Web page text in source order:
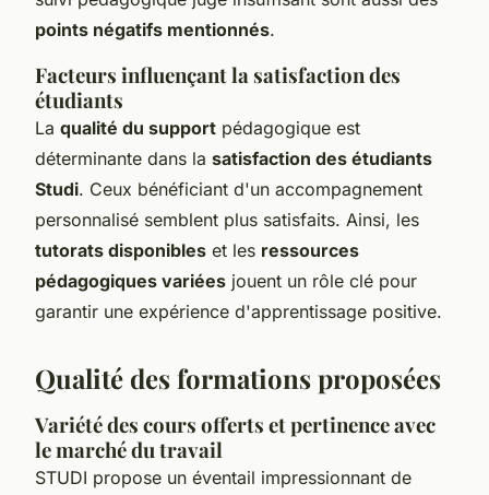
points négatifs mentionnés.
Facteurs influençant la satisfaction des
étudiants
La qualité du support pédagogique est
déterminante dans la satisfaction des étudiants
Studi. Ceux bénéficiant d'un accompagnement
personnalisé semblent plus satisfaits. Ainsi, les
tutorats disponibles et les ressources
pédagogiques variées jouent un rôle clé pour
garantir une expérience d'apprentissage positive.
Qualité des formations proposées
Variété des cours offerts et pertinence avec
le marché du travail
STUDI propose un éventail impressionnant de